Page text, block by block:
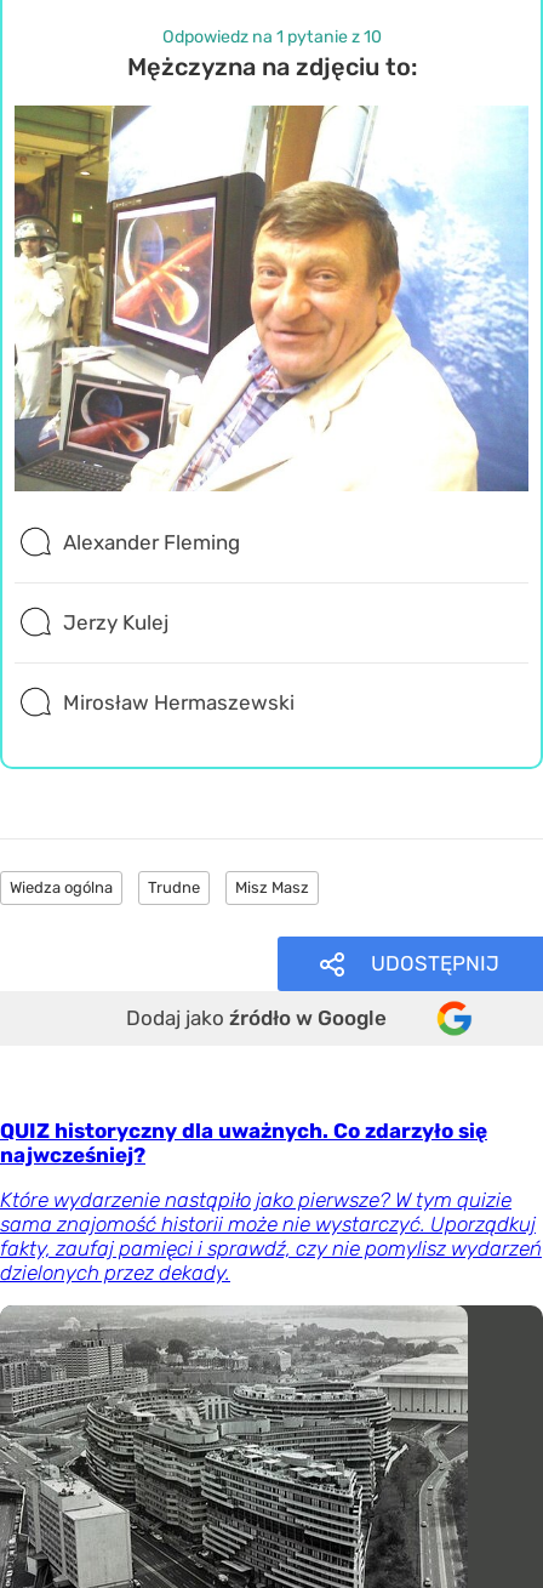
Odpowiedz na 1 pytanie z 10
Mężczyzna na zdjęciu to:
Alexander Fleming
Jerzy Kulej
Mirosław Hermaszewski
Wiedza ogólna Trudne Misz Masz
UDOSTĘPNIJ
Dodaj jako źródło w Google
QUIZ historyczny dla uważnych. Co zdarzyło się
najwcześniej?
Które wydarzenie nastąpiło jako pierwsze? W tym quizie
sama znajomość historii może nie wystarczyć. Uporządkuj
fakty, zaufaj pamięci i sprawdź, czy nie pomylisz wydarzeń
dzielonych przez dekady.